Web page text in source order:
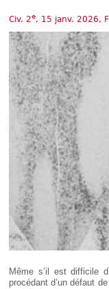
IT
Civ. 2e, 15 janv. 2026,
Même s’il est difficile
procédant d’un défaut